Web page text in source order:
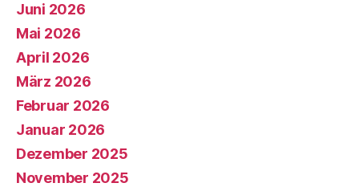
Juni 2026
Mai 2026
April 2026
März 2026
Februar 2026
Januar 2026
Dezember 2025
November 2025